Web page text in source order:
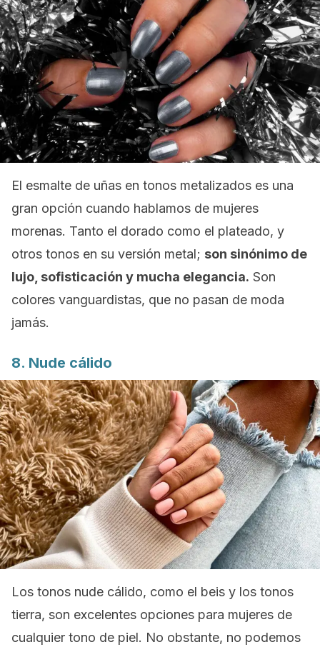
El esmalte de uñas en tonos metalizados es una
gran opción cuando hablamos de mujeres
morenas. Tanto el dorado como el plateado, y
otros tonos en su versión metal; son sinónimo de
lujo, sofisticación y mucha elegancia. Son
colores vanguardistas, que no pasan de moda
jamás.
8. Nude cálido
Los tonos nude cálido, como el beis y los tonos
tierra, son excelentes opciones para mujeres de
cualquier tono de piel. No obstante, no podemos